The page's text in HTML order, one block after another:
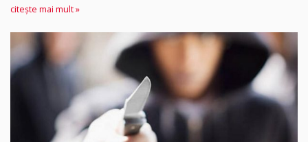
citește mai mult »